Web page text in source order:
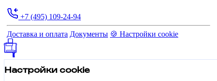
+7 (495) 109-24-94
Доставка и оплата Документы 🍪 Настройки cookie
Настройки cookie